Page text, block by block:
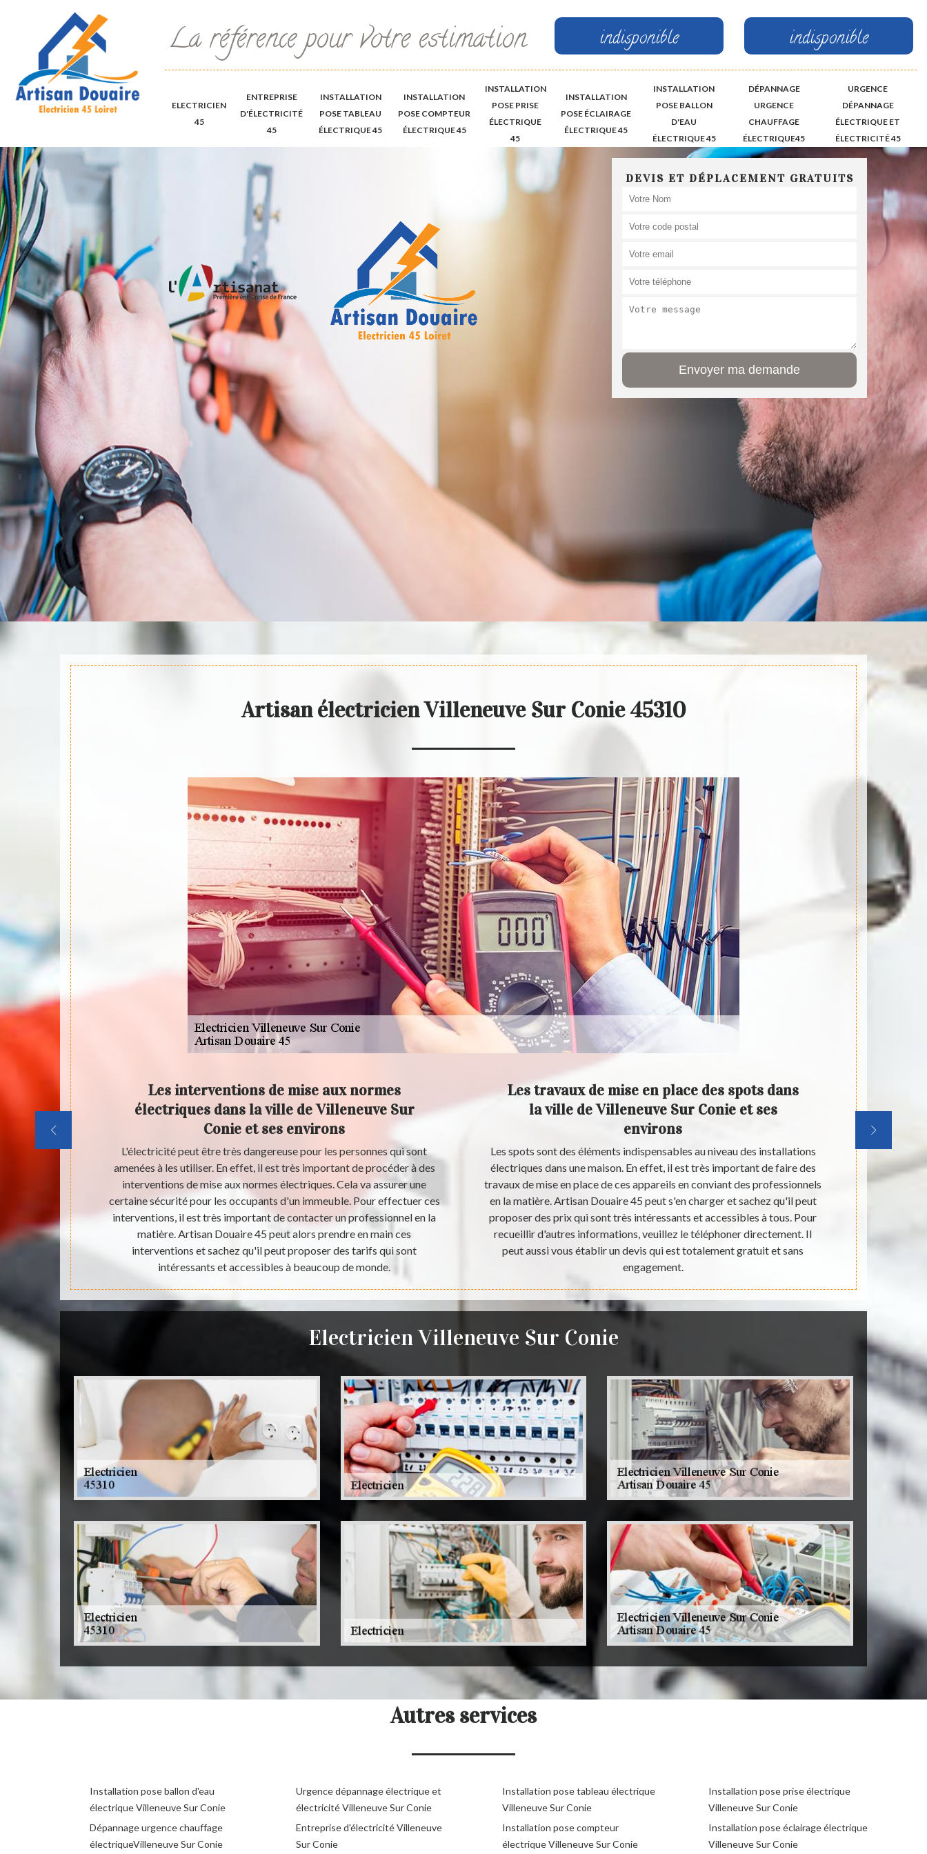
La référence pour votre estimation indisponible indisponible
ELECTRICIEN
45
ENTREPRISE
D'ÉLECTRICITÉ
45
INSTALLATION
POSE TABLEAU
ÉLECTRIQUE 45
INSTALLATION
POSE COMPTEUR
ÉLECTRIQUE 45
INSTALLATION
POSE PRISE
ÉLECTRIQUE
45
INSTALLATION
POSE ÉCLAIRAGE
ÉLECTRIQUE 45
INSTALLATION
POSE BALLON
D'EAU
ÉLECTRIQUE 45
DÉPANNAGE
URGENCE
CHAUFFAGE
ÉLECTRIQUE45
URGENCE
DÉPANNAGE
ÉLECTRIQUE ET
ÉLECTRICITÉ 45
DEVIS ET DÉPLACEMENT GRATUITS
Artisan électricien Villeneuve Sur Conie 45310
Sur
pléthore
comme
qui ne
totalement
Les interventions de mise aux normes
électriques dans la ville de Villeneuve Sur
Conie et ses environs
L'électricité peut être très dangereuse pour les personnes qui sont
amenées à les utiliser. En effet, il est très important de procéder à des
interventions de mise aux normes électriques. Cela va assurer une
certaine sécurité pour les occupants d'un immeuble. Pour effectuer ces
interventions, il est très important de contacter un professionnel en la
matière. Artisan Douaire 45 peut alors prendre en main ces
interventions et sachez qu'il peut proposer des tarifs qui sont
intéressants et accessibles à beaucoup de monde.
Les travaux de mise en place des spots dans
la ville de Villeneuve Sur Conie et ses
environs
Les spots sont des éléments indispensables au niveau des installations
électriques dans une maison. En effet, il est très important de faire des
travaux de mise en place de ces appareils en conviant des professionnels
en la matière. Artisan Douaire 45 peut s'en charger et sachez qu'il peut
proposer des prix qui sont très intéressants et accessibles à tous. Pour
recueillir d'autres informations, veuillez le téléphoner directement. Il
peut aussi vous établir un devis qui est totalement gratuit et sans
engagement.
Les
ces
Electricien Villeneuve Sur Conie
Autres services
Installation pose ballon d'eau
électrique Villeneuve Sur Conie
Dépannage urgence chauffage
électriqueVilleneuve Sur Conie
Urgence dépannage électrique et
électricité Villeneuve Sur Conie
Entreprise d'électricité Villeneuve
Sur Conie
Installation pose tableau électrique
Villeneuve Sur Conie
Installation pose compteur
électrique Villeneuve Sur Conie
Installation pose prise électrique
Villeneuve Sur Conie
Installation pose éclairage électrique
Villeneuve Sur Conie